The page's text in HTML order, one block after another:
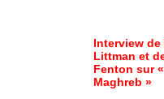
Interview de
Littman et
Fenton sur
Maghreb »